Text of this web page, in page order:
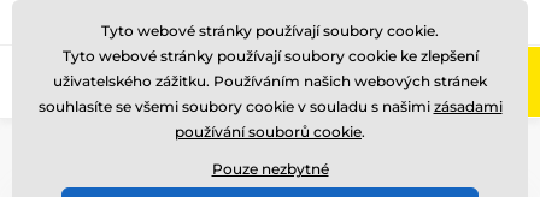
Zavolejte nám (Po-Pá 8-17)
Tyto webové stránky používají soubory cookie.
Tyto webové stránky používají soubory cookie ke zlepšení
uživatelského zážitku. Používáním našich webových stránek
souhlasíte se všemi soubory cookie v souladu s našimi zásadami
používání souborů cookie.
Pouze nezbytné